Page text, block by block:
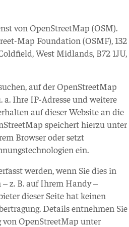
von OpenStreetMap (OSM).
Map Foundation (OSMF), 132
West Midlands, B72 1JU,
auf der OpenStreetMap
a. Ihre IP-Adresse und weitere
auf dieser Website an die
speichert hierzu unter
Browser oder setzt
ein.
werden, wenn Sie dies in
z. B. auf Ihrem Handy –
dieser Seite hat keinen
Details entnehmen Sie
OpenStreetMap unter